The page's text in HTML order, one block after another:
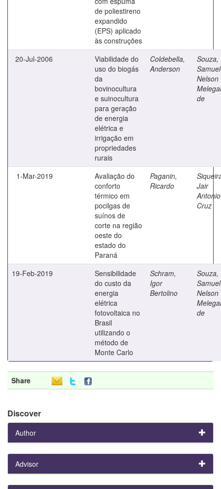
de poliestireno
expandido
(EPS) aplicado
às construções
20-Jul-2006
Viabilidade do
uso do biogás
da
bovinocultura
e suinocultura
para geração
de energia
elétrica e
irrigação em
propriedades
rurais
Coldebella,
Anderson
Souza,
Samuel
Nelson
de
1-Mar-2019
Avaliação do
conforto
térmico em
pocilgas de
suínos de
corte na região
oeste do
estado do
Paraná
Paganin,
Ricardo
Jair
Antonio
Cruz
19-Feb-2019
Sensibilidade
do custo da
energia
elétrica
fotovoltaica no
Brasil
utilizando o
método de
Monte Carlo
Schram,
Igor
Bertolino
Souza,
Samuel
Nelson
de
Share
Discover
Author
Advisor